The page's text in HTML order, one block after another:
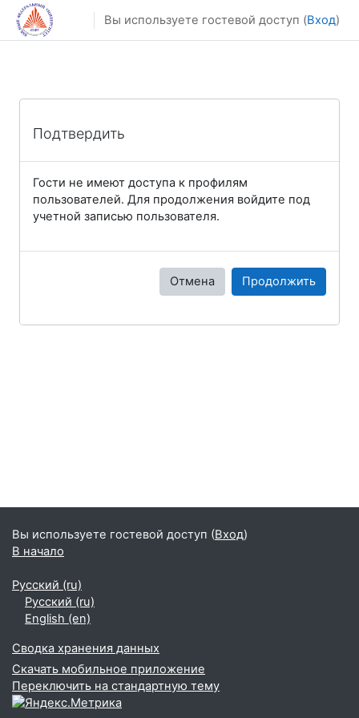
Перейти к основному содержанию
Вы используете гостевой доступ (Вход)
Подтвердить
Гости не имеют доступа к профилям
пользователей. Для продолжения войдите под
учетной записью пользователя.
Отмена Продолжить
Вы используете гостевой доступ (Вход)
В начало
Русский ‎(ru)‎
Русский ‎(ru)‎
English ‎(en)‎
Сводка хранения данных
Скачать мобильное приложение
Переключить на стандартную тему